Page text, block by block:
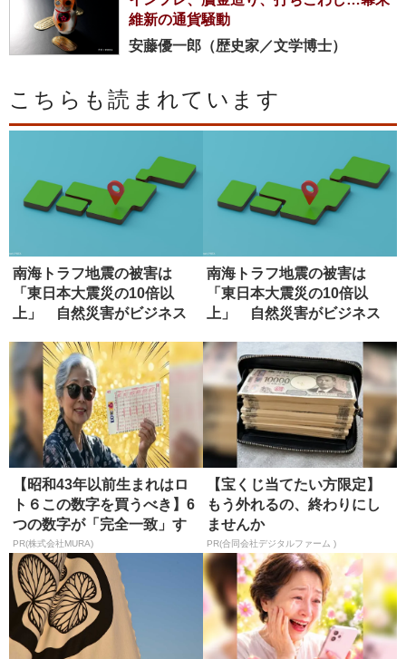
維新の通貨騒動
安藤優一郎（歴史家／文学博士）
こちらも読まれています
南海トラフ地震の被害は
「東日本大震災の10倍以
上」 自然災害がビジネス
南海トラフ地震の被害は
「東日本大震災の10倍以
上」 自然災害がビジネス
【昭和43年以前生まれはロ
ト６この数字を買うべき】6
つの数字が「完全一致」す
る方...
PR(株式会社MURA)
【宝くじ当てたい方限定】
もう外れるの、終わりにし
ませんか
PR(合同会社デジタルファーム )